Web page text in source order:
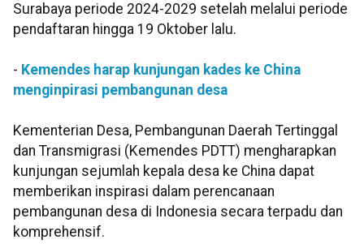
Surabaya periode 2024-2029 setelah melalui periode
pendaftaran hingga 19 Oktober lalu.
- Kemendes harap kunjungan kades ke China
menginpirasi pembangunan desa
Kementerian Desa, Pembangunan Daerah Tertinggal
dan Transmigrasi (Kemendes PDTT) mengharapkan
kunjungan sejumlah kepala desa ke China dapat
memberikan inspirasi dalam perencanaan
pembangunan desa di Indonesia secara terpadu dan
komprehensif.